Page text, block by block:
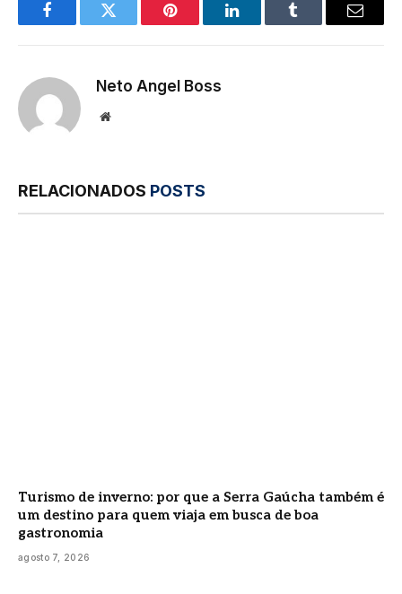
FacebookTwitter Pinterest LinkedInTumblr
E-
Neto Angel Boss
Site
RELACIONADOS POSTS
Turismo de inverno: por que a Serra Gaúcha também é
um destino para quem viaja em busca de boa
gastronomia
agosto 7, 2026